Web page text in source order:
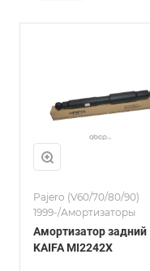
Pajero (V60/70/80/90)
1999-/Амортизаторы
Амортизатор задний
KAIFA MI2242X